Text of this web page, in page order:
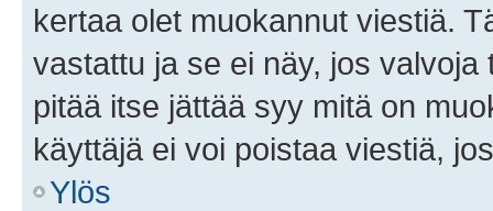
kertaa olet muokannut viestiä.
vastattu ja se ei näy, jos
pitää itse jättää syy mitä on
käyttäjä ei voi poistaa viestiä,
Ylös